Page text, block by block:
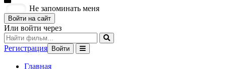
Не запоминать меня
Войти на сайт
Или войти через
Регистрация Войти
Главная